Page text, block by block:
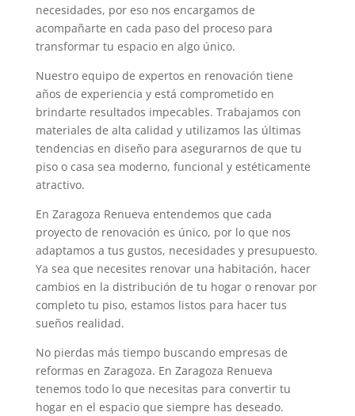
necesidades, por eso nos encargamos de
acompañarte en cada paso del proceso para
transformar tu espacio en algo único.
Nuestro equipo de expertos en renovación tiene
años de experiencia y está comprometido en
brindarte resultados impecables. Trabajamos con
materiales de alta calidad y utilizamos las últimas
tendencias en diseño para asegurarnos de que tu
piso o casa sea moderno, funcional y estéticamente
atractivo.
En Zaragoza Renueva entendemos que cada
proyecto de renovación es único, por lo que nos
adaptamos a tus gustos, necesidades y presupuesto.
Ya sea que necesites renovar una habitación, hacer
cambios en la distribución de tu hogar o renovar por
completo tu piso, estamos listos para hacer tus
sueños realidad.
No pierdas más tiempo buscando empresas de
reformas en Zaragoza. En Zaragoza Renueva
tenemos todo lo que necesitas para convertir tu
hogar en el espacio que siempre has deseado.